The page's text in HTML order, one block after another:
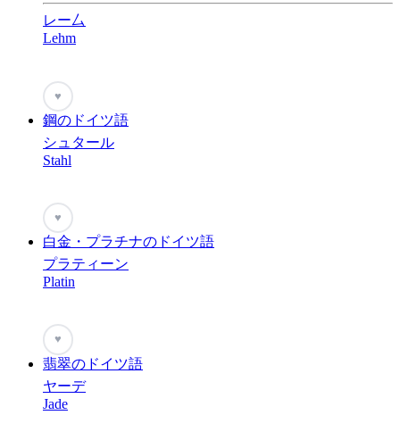
レー厶
Lehm
♥
鋼のドイツ語
シュタール
Stahl
♥
白金・プラチナのドイツ語
プラティーン
Platin
♥
翡翠のドイツ語
ヤーデ
Jade